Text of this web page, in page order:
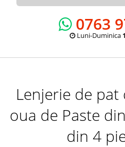
0763
Luni-Duminica
Lenjerie de pat
oua de Paste
din 4